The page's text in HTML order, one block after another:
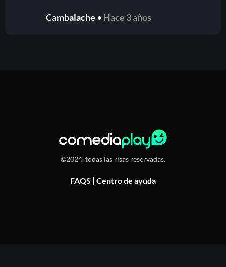
Cambalache • Hace 3 años
©2024, todas las risas reservadas.
FAQS | Centro de ayuda
Or